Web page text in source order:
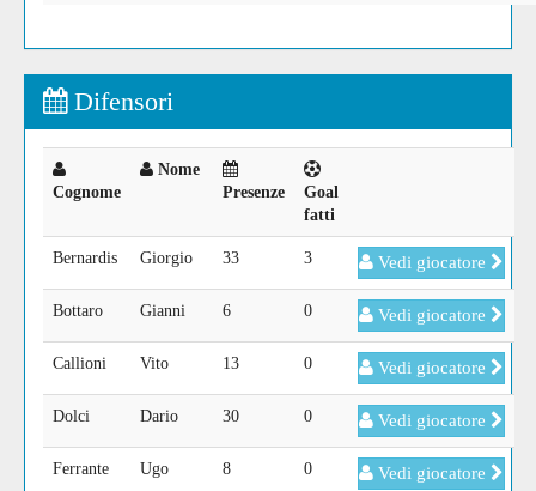
Difensori
Cognome
Nome
Presenze
Goal
fatti
Bernardis Giorgio 33 3 Vedi giocatore
Bottaro Gianni 6 0 Vedi giocatore
Callioni Vito 13 0 Vedi giocatore
Dolci Dario 30 0 Vedi giocatore
Ferrante Ugo 8 0 Vedi giocatore